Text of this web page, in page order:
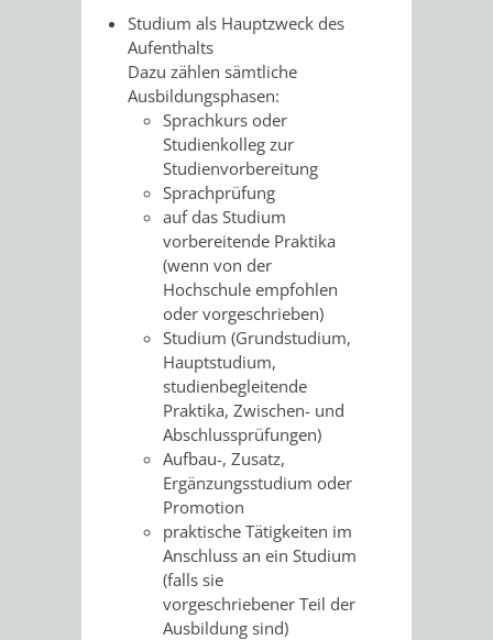
AMTLICHE
BEKANNTMACHUNGEN
WAHLEN
/
ABSTIMMUNGEN
KOMMUNALE
STEUERN
Studium als Hauptzweck des
Aufenthalts
Dazu zählen sämtliche
Ausbildungsphasen:
Sprachkurs oder
Studienkolleg zur
Studienvorbereitung
Sprachprüfung
auf das Studium
vorbereitende Praktika
(wenn von der
Hochschule empfohlen
oder vorgeschrieben)
Studium (Grundstudium,
Hauptstudium,
studienbegleitende
Praktika, Zwischen- und
Abschlussprüfungen)
Aufbau-, Zusatz,
Ergänzungsstudium oder
Promotion
praktische Tätigkeiten im
Anschluss an ein Studium
(falls sie
vorgeschriebener Teil der
Ausbildung sind)